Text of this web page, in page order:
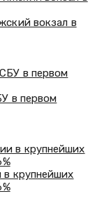
вокзал в
в первом
в крупнейших